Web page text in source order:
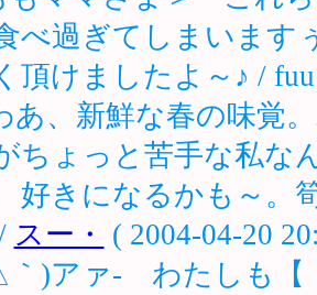
べ過ぎてしまいます
頂けましたよ～♪ / fuu
あ、新鮮な春の味覚
ちょっと苦手な私な
きになるかも～。
スー・
( 2004-04-20
｀)アァ- わたしも